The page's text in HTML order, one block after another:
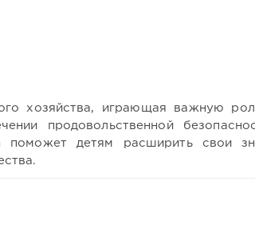
хозяйства, играющая важную
продовольственной
детям расширить свои